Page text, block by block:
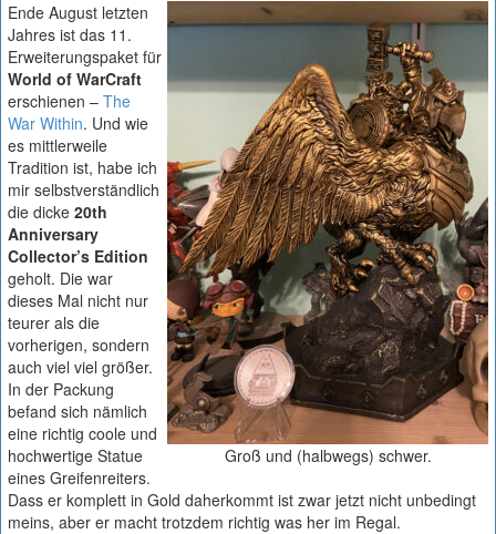
Groß und (halbwegs) schwer.
Ende August letzten
Jahres ist das 11.
Erweiterungspaket für
World of WarCraft
erschienen – The
War Within. Und wie
es mittlerweile
Tradition ist, habe ich
mir selbstverständlich
die dicke 20th
Anniversary
Collector’s Edition
geholt. Die war
dieses Mal nicht nur
teurer als die
vorherigen, sondern
auch viel viel größer.
In der Packung
befand sich nämlich
eine richtig coole und
hochwertige Statue
eines Greifenreiters.
Dass er komplett in Gold daherkommt ist zwar jetzt nicht unbedingt
meins, aber er macht trotzdem richtig was her im Regal.